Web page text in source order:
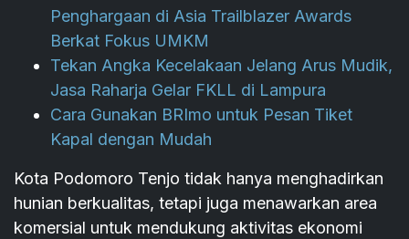
Penghargaan di Asia Trailblazer Awards
Berkat Fokus UMKM
Tekan Angka Kecelakaan Jelang Arus Mudik,
Jasa Raharja Gelar FKLL di Lampura
Cara Gunakan BRImo untuk Pesan Tiket
Kapal dengan Mudah
Kota Podomoro Tenjo tidak hanya menghadirkan
hunian berkualitas, tetapi juga menawarkan area
komersial untuk mendukung aktivitas ekonomi